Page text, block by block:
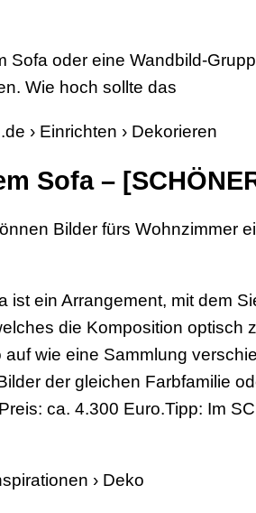
Sofa oder eine Wandbild-
Wie hoch sollte das
› Einrichten › Dekorieren
Sofa –
Bilder fürs Wohnzimmer
ist ein Arrangement, mit dem
die Komposition
wie eine Sammlung
der gleichen Farbfamilie
ca. 4.300 Euro.Tipp: Im
› Deko